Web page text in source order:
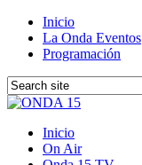
Inicio
La Onda Eventos
Programación
Inicio
On Air